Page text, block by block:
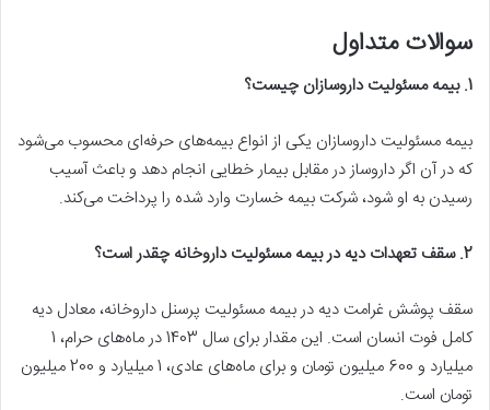
سوالات متداول
1. بیمه مسئولیت داروسازان چیست؟
بیمه مسئولیت داروسازان یکی از انواع بیمه‌های حرفه‌ای محسوب می‌شود
که در آن اگر داروساز در مقابل بیمار خطایی انجام دهد و باعث آسیب
رسیدن به او شود، شرکت بیمه خسارت وارد شده را پرداخت می‌کند.
2. سقف تعهدات دیه در بیمه مسئولیت داروخانه چقدر است؟
سقف پوشش غرامت دیه در بیمه مسئولیت پرسنل داروخانه، معادل دیه
کامل فوت انسان است. این مقدار برای سال 1403 در ماه‌های حرام، 1
میلیارد و 600 میلیون تومان و برای ماه‌های عادی، 1 میلیارد و 200 میلیون
تومان است.